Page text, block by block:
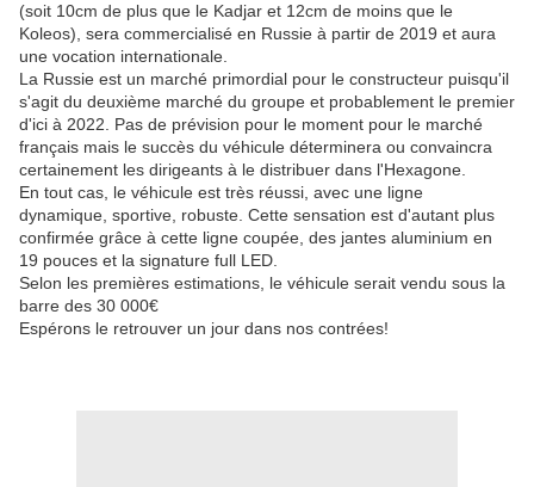
(soit 10cm de plus que le Kadjar et 12cm de moins que le
Koleos), sera commercialisé en Russie à partir de 2019 et aura
une vocation internationale.
La Russie est un marché primordial pour le constructeur puisqu'il
s'agit du deuxième marché du groupe et probablement le premier
d'ici à 2022. Pas de prévision pour le moment pour le marché
français mais le succès du véhicule déterminera ou convaincra
certainement les dirigeants à le distribuer dans l'Hexagone.
En tout cas, le véhicule est très réussi, avec une ligne
dynamique, sportive, robuste. Cette sensation est d'autant plus
confirmée grâce à cette ligne coupée, des jantes aluminium en
19 pouces et la signature full LED.
Selon les premières estimations, le véhicule serait vendu sous la
barre des 30 000€
Espérons le retrouver un jour dans nos contrées!